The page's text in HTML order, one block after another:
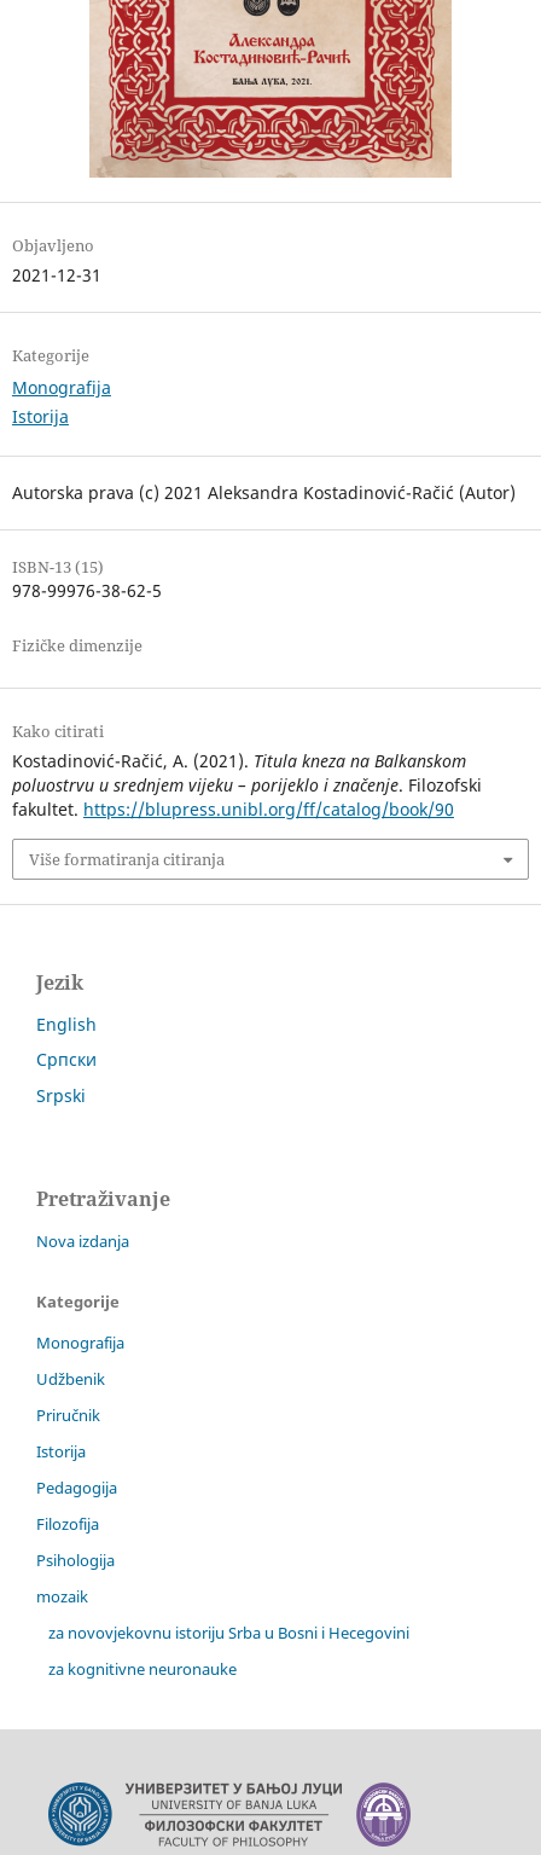
Objavljeno
2021-12-31
Kategorije
Monografija
Istorija
Autorska prava (c) 2021 Aleksandra Kostadinović-Račić (Autor)
ISBN-13 (15)
978-99976-38-62-5
Fizičke dimenzije
Kako citirati
Kostadinović-Račić, A. (2021). Titula kneza na Balkanskom
poluostrvu u srednjem vijeku – porijeklo i značenje. Filozofski
fakultet. https://blupress.unibl.org/ff/catalog/book/90
Više formatiranja citiranja
Jezik
English
Српски
Srpski
Pretraživanje
Nova izdanja
Kategorije
Monografija
Udžbenik
Priručnik
Istorija
Pedagogija
Filozofija
Psihologija
mozaik
za novovjekovnu istoriju Srba u Bosni i Hecegovini
za kognitivne neuronauke